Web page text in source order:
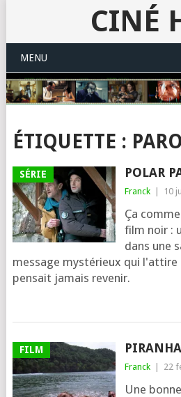
CINÉ
MENU
ÉTIQUETTE :
SÉRIE POLAR
Franck 10
Ça
film noir :
dans une
message mystérieux qui l'attire
pensait jamais revenir.
FILM PIRANHA
Franck 22
Une